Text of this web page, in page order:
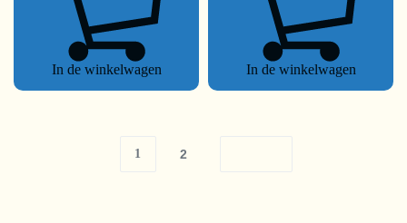
In de winkelwagen In de winkelwagen
1 2